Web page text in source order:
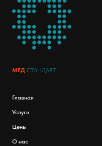
МЕД СТАНДАРТ
Главная
Услуги
Цены
О нас